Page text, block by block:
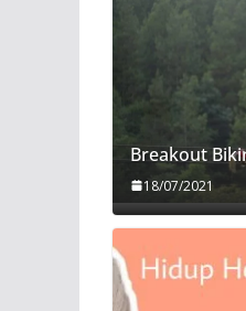
Breakout
18/07/2021